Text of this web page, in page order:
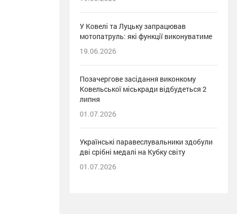
У Ковелі та Луцьку запрацював
мотопатруль: які функції виконуватиме
19.06.2026
Позачергове засідання виконкому
Ковельської міськради відбудеться 2
липня
01.07.2026
Українські паравеслувальники здобули
дві срібні медалі на Кубку світу
01.07.2026